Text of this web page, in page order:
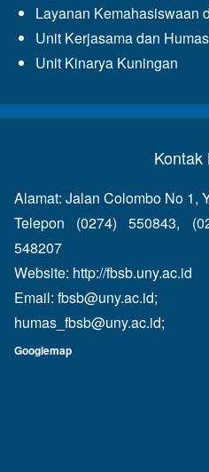
Layanan Kemahasiswaan
Unit Kerjasama dan Humas
Unit Kinarya Kuningan
Kontak
Alamat: Jalan Colombo No 1,
Telepon (0274) 550843,
548207
Website: http://fbsb.uny.ac.id
Email: fbsb@uny.ac.id;
humas_fbsb@uny.ac.id;
Googlemap